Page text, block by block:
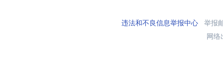
违法和不良信息举报中心举报
网